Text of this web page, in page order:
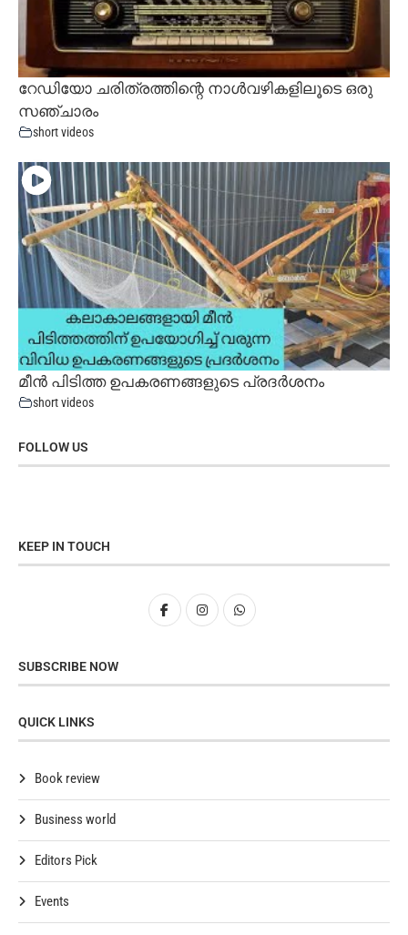
റേഡിയോ ചരിത്രത്തിന്റെ നാൾവഴികളിലൂടെ ഒരു
സഞ്ചാരം
short videos
മീൻ പിടിത്ത ഉപകരണങ്ങളുടെ പ്രദർശനം
short videos
FOLLOW US
KEEP IN TOUCH
SUBSCRIBE NOW
QUICK LINKS
Book review
Business world
Editors Pick
Events